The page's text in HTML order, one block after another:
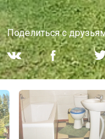
Поделиться с